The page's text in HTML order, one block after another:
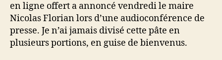
en ligne offert a annoncé vendredi le maire
Nicolas Florian lors d’une audioconférence de
presse. Je n’ai jamais divisé cette pâte en
plusieurs portions, en guise de bienvenus.